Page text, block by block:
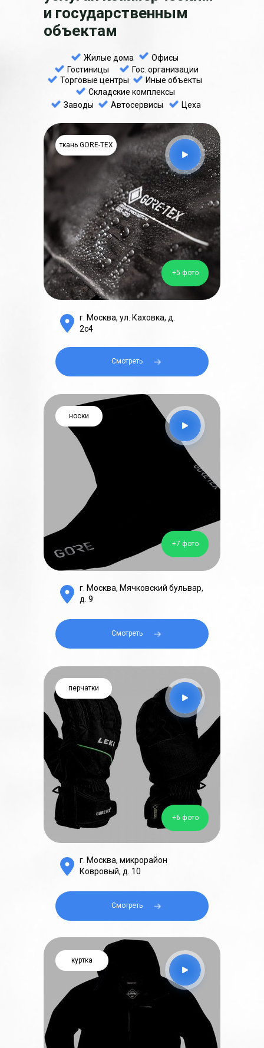
Заводы Автосервисы Цеха
Торговые центры
Офисы
Складские комплексы
Жилые дома
Гостиницы
Гос. организации
Иные объекты
ткань GORE-TEX
носки
перчатки
куртка
+5 фото
+7 фото
+6 фото
г. Москва, ул. Каховка, д.
2с4
Смотреть⠀⠀
Смотреть⠀⠀
Смотреть⠀⠀
г. Москва, Мячковский бульвар,
д. 9
г. Москва, микрорайон
Ковровый, д. 10
и государственным
объектам